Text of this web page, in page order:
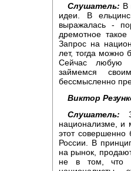
Слушатель: В
идеи. В
выражалась -
дремотное
Запрос на
лет, тогда можно
Сейчас любую
займемся
бессмысленно
Виктор
Слушатель:
национализме, и
этот
России. В
на рынок,
не в том, что